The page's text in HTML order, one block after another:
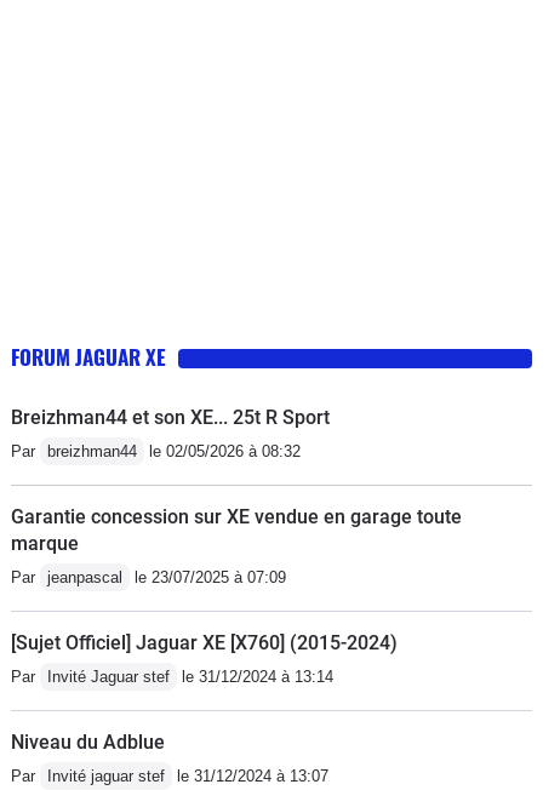
FORUM JAGUAR XE
Breizhman44 et son XE... 25t R Sport
Par breizhman44 le 02/05/2026 à 08:32
Garantie concession sur XE vendue en garage toute
marque
Par jeanpascal le 23/07/2025 à 07:09
[Sujet Officiel] Jaguar XE [X760] (2015-2024)
Par Invité Jaguar stef le 31/12/2024 à 13:14
Niveau du Adblue
Par Invité jaguar stef le 31/12/2024 à 13:07